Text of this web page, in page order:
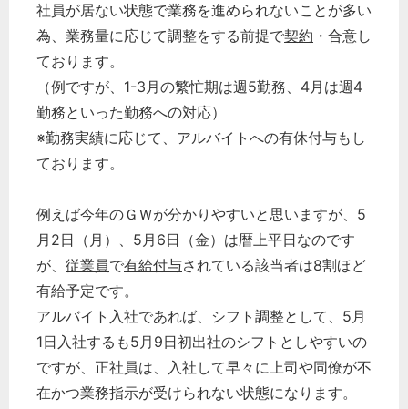
社員が居ない状態で業務を進められないことが多い
為、業務量に応じて調整をする前提で契約 ・合意し
ております。
（例ですが、1-3月の繁忙期は週5勤務、4月は週4
勤務といった勤務への対応）
※勤務実績に応じて、アルバイトへの有休付与もし
ております。
例えば今年のＧＷが分かりやすいと思いますが、5
月2日（月）、5月6日（金）は暦上平日なのです
が、 従業員で有給付与されている該当者は8割ほど
有給予定です。
アルバイト入社であれば、シフト調整として、5月
1日入社するも5月9日初出社のシフトとしやすいの
ですが、正社員は、入社して早々に上司や同僚が不
在かつ業務指示が受けられない状態になります。